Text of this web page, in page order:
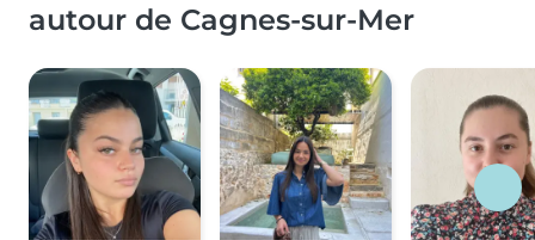
autour de Cagnes-sur-Mer